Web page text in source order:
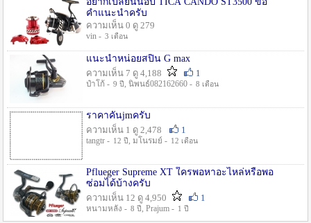
คำแนะนำครับ
ความเห็น 0 ดู 279
vin - 3 เดือน
แนะนำหน่อยสปิน G max
ความเห็น 7 ดู 4,188
1
ป๋าโก้ - 9 ปี , นิพนธ์082162660 - 8 เดือน
ราคาคันjmครับ
ความเห็น 1 ดู 2,478
1
tangtr - 12 ปี , มโนรมย์ - 12 เดือน
Pflueger Supreme XT ใครพอหาอะไหล่หรือพอ
ซ่อมได้บ้างครับ
ความเห็น 12 ดู 4,950
1
หนามหลัง - 8 ปี , Prajum - 1 ปี